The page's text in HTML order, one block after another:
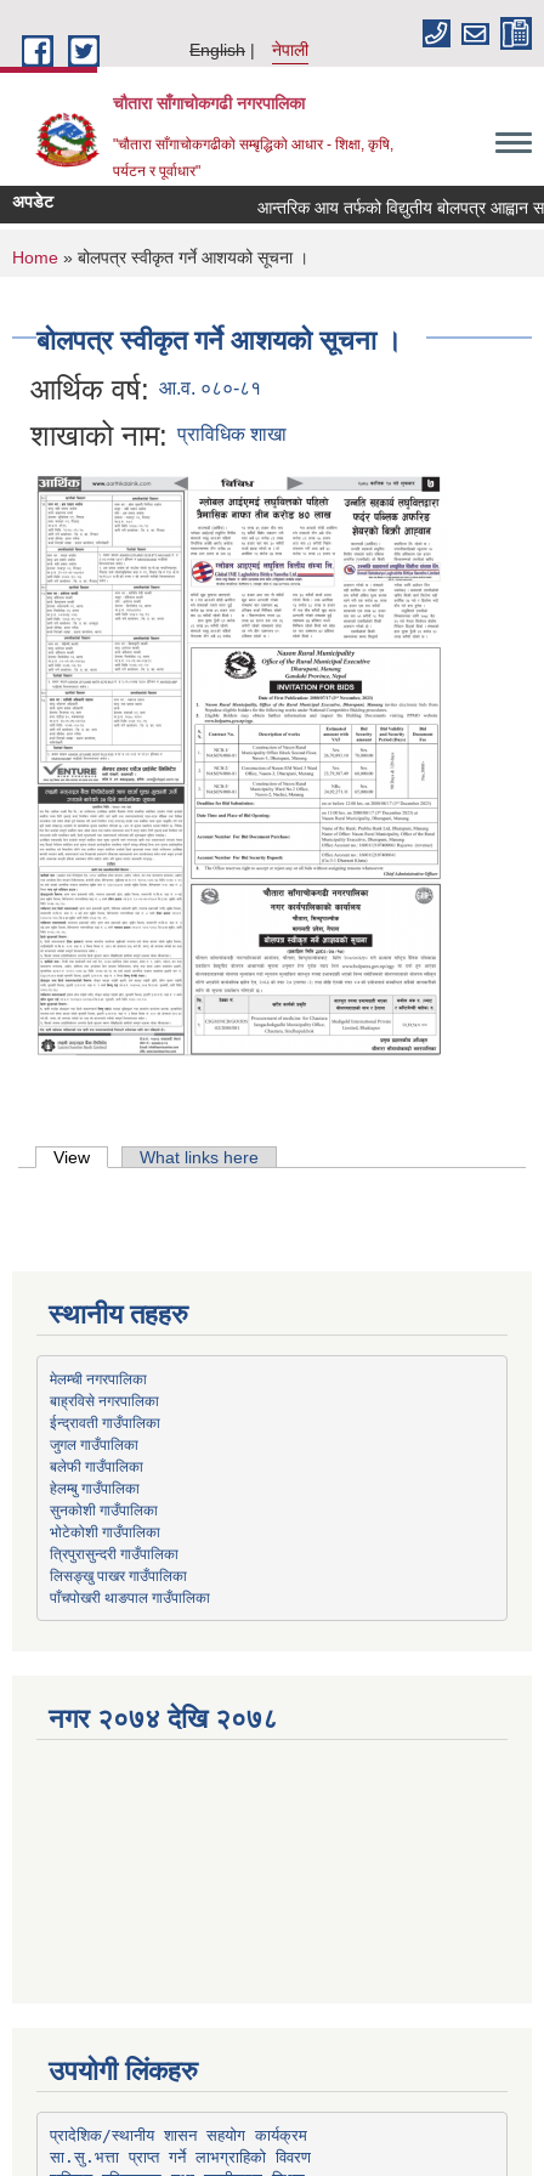
English
नेपाली
चौतारा साँगाचोकगढी नगरपालिका
"चौतारा साँगाचोकगढीको सम्बृद्धिको आधार - शिक्षा, कृषि,
पर्यटन र पूर्वाधार"
अपडेट आन्तरिक आय तर्फको विद्युतीय बोलपत्र आह्वान
You are here
Home » बोलपत्र स्वीकृत गर्ने आशयको सूचना ।
बोलपत्र स्वीकृत गर्ने आशयको सूचना ।
आर्थिक वर्ष: आ.व. ०८०-८१
शाखाको नाम: प्राविधिक शाखा
Primary tabs
View (active tab)What links here
स्थानीय तहहरु
मेलम्ची नगरपालिका
बाह्रविसे नगरपालिका
ईन्द्रावती गाउँपालिका
जुगल गाउँपालिका
बलेफी गाउँपालिका
हेलम्बु गाउँपालिका
सुनकोशी गाउँपालिका
भोटेकोशी गाउँपालिका
त्रिपुरासुन्दरी गाउँपालिका
लिसङ्खु पाखर गाउँपालिका
पाँचपोखरी थाङपाल गाउँपालिका
नगर २०७४ देखि २०७८
उपयोगी लिंकहरु
प्रादेशिक/स्थानीय शासन सहयोग कार्यक्रम
सा.सु.भत्ता प्राप्त गर्ने लाभग्राहिको विवरण